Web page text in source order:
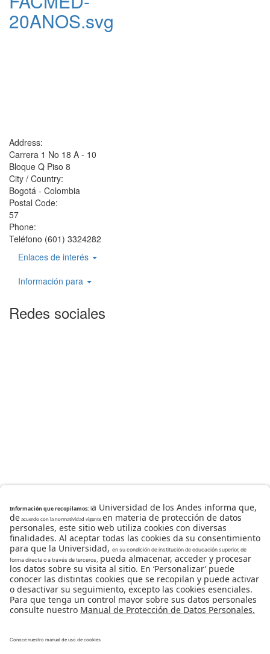
20ANOS.svg
Address:
Carrera 1 No 18 A - 10
Bloque Q Piso 8
City / Country:
Bogotá - Colombia
Postal Code:
57
Phone:
Teléfono (601) 3324282
Enlaces de interés
Información para
Redes sociales